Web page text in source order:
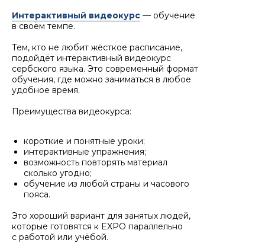
Интерактивный видеокурс — обучение
в своём темпе.
Тем, кто не любит жёсткое расписание,
подойдёт интерактивный видеокурс
сербского языка. Это современный формат
обучения, где можно заниматься в любое
удобное время.
Преимущества видеокурса:
короткие и понятные уроки;
интерактивные упражнения;
возможность повторять материал
сколько угодно;
обучение из любой страны и часового
пояса.
Это хороший вариант для занятых людей,
которые готовятся к EXPO параллельно
с работой или учёбой.